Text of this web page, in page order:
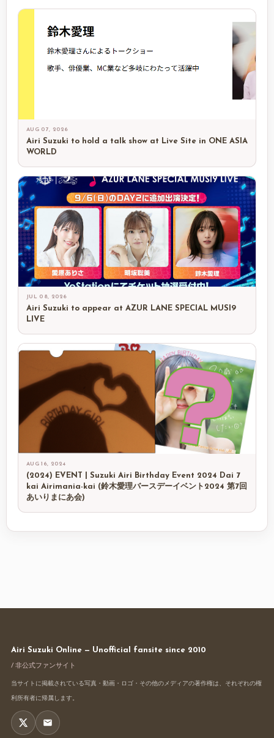
AUG 07, 2026
Airi Suzuki to hold a talk show at Live Site in ONE ASIA
WORLD
JUL 08, 2026
Airi Suzuki to appear at AZUR LANE SPECIAL MUSI9
LIVE
AUG 16, 2024
(2024) EVENT | Suzuki Airi Birthday Event 2024 Dai 7
kai Airimania-kai (鈴木愛理バースデーイベント2024 第7回
あいりまにあ会)
Airi Suzuki Online — Unofficial fansite since 2010
/ 非公式ファンサイト
当サイトに掲載されている写真・動画・ロゴ・その他のメディアの著作権は、それぞれの権
利所有者に帰属します。